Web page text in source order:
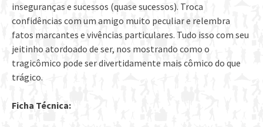
inseguranças e sucessos (quase sucessos). Troca
confidências com um amigo muito peculiar e relembra
fatos marcantes e vivências particulares. Tudo isso com seu
jeitinho atordoado de ser, nos mostrando como o
tragicômico pode ser divertidamente mais cômico do que
trágico.
Ficha Técnica: